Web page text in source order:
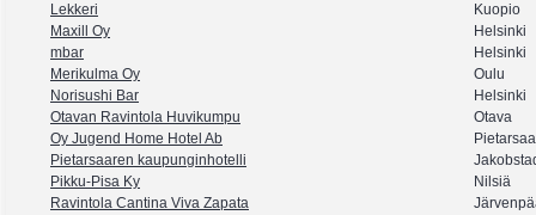
Lekkeri
Kuopio
Maxill Oy
Helsinki
mbar
Helsinki
Merikulma Oy
Oulu
Norisushi Bar
Helsinki
Otavan Ravintola Huvikumpu
Otava
Oy Jugend Home Hotel Ab
Pietarsaaren kaupunginhotelli
Pikku-Pisa Ky
Nilsiä
Ravintola Cantina Viva Zapata